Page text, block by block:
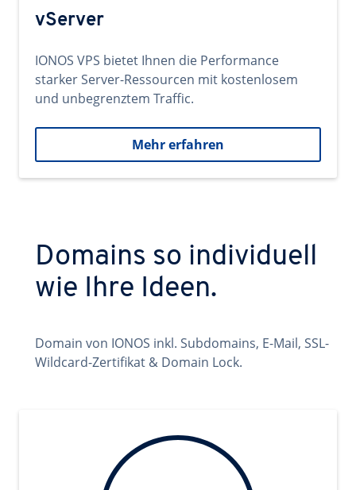
vServer
IONOS VPS bietet Ihnen die Performance
starker Server-Ressourcen mit kostenlosem
und unbegrenztem Traffic.
Mehr erfahren
Domains so individuell
wie Ihre Ideen.
Domain von IONOS inkl. Subdomains, E-Mail, SSL-
Wildcard-Zertifikat & Domain Lock.